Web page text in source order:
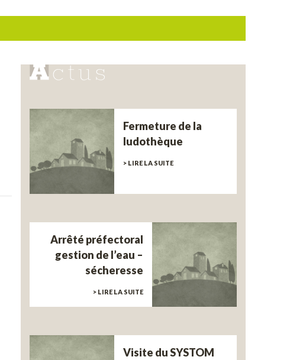
Fermeture de la
ludothèque
> LIRE LA SUITE
Arrêté préfectoral
gestion de l’eau –
sécheresse
> LIRE LA SUITE
Visite du SYSTOM